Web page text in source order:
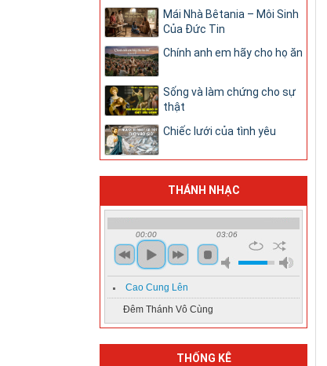
Mái Nhà Bêtania – Môi Sinh
Của Đức Tin
Chính anh em hãy cho họ ăn
Sống và làm chứng cho sự
thật
Chiếc lưới của tình yêu
THÁNH NHẠC
00:00 03:06
Cao Cung Lên
Đêm Thánh Vô Cùng
THỐNG KÊ